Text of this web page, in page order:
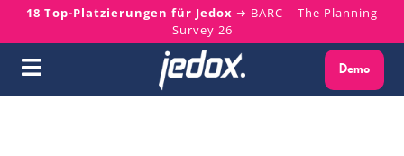
Skip
content
18 Top-Platzierungen für Jedox ➜ BARC – The Planning
Survey 26
Toggle
Demo